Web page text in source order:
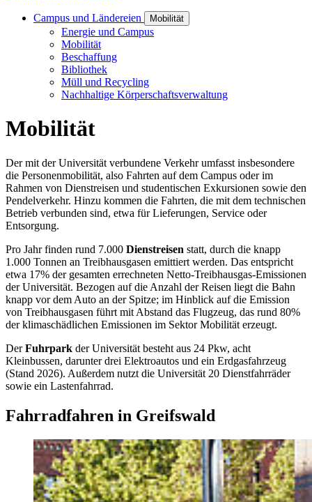
Campus und Ländereien Mobilität
Energie und Campus
Mobilität
Beschaffung
Bibliothek
Müll und Recycling
Nachhaltige Körperschaftsverwaltung
Mobilität
Der mit der Universität verbundene Verkehr umfasst insbesondere
die Personenmobilität, also Fahrten auf dem Campus oder im
Rahmen von Dienstreisen und studentischen Exkursionen sowie den
Pendelverkehr. Hinzu kommen die Fahrten, die mit dem technischen
Betrieb verbunden sind, etwa für Lieferungen, Service oder
Entsorgung.
Pro Jahr finden rund 7.000 Dienstreisen statt, durch die knapp
1.000 Tonnen an Treibhausgasen emittiert werden. Das entspricht
etwa 17% der gesamten errechneten Netto-Treibhausgas-Emissionen
der Universität. Bezogen auf die Anzahl der Reisen liegt die Bahn
knapp vor dem Auto an der Spitze; im Hinblick auf die Emission
von Treibhausgasen führt mit Abstand das Flugzeug, das rund 80%
der klimaschädlichen Emissionen im Sektor Mobilität erzeugt.
DerFuhrpark der Universität besteht aus 24 Pkw, acht
Kleinbussen, darunter drei Elektroautos und ein Erdgasfahrzeug
(Stand 2026). Außerdem nutzt die Universität 20 Dienstfahrräder
sowie ein Lastenfahrrad.
Fahrradfahren in Greifswald